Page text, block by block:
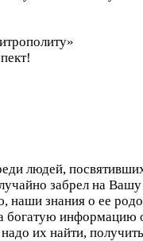
людей,
забрел на Вашу
знания о ее
информацию
их найти,